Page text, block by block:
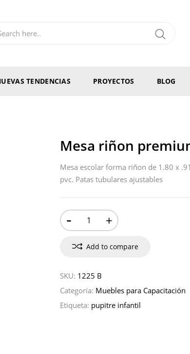
TENDENCIAS PROYECTOS BLOG
Mesa riñon
Mesa escolar forma riñon de 1.80 x
pvc. Patas tubulares ajustables
- +
Add to compare
SKU: 1225 B
Categoría: Muebles para Capacitación
Etiqueta: pupitre infantil